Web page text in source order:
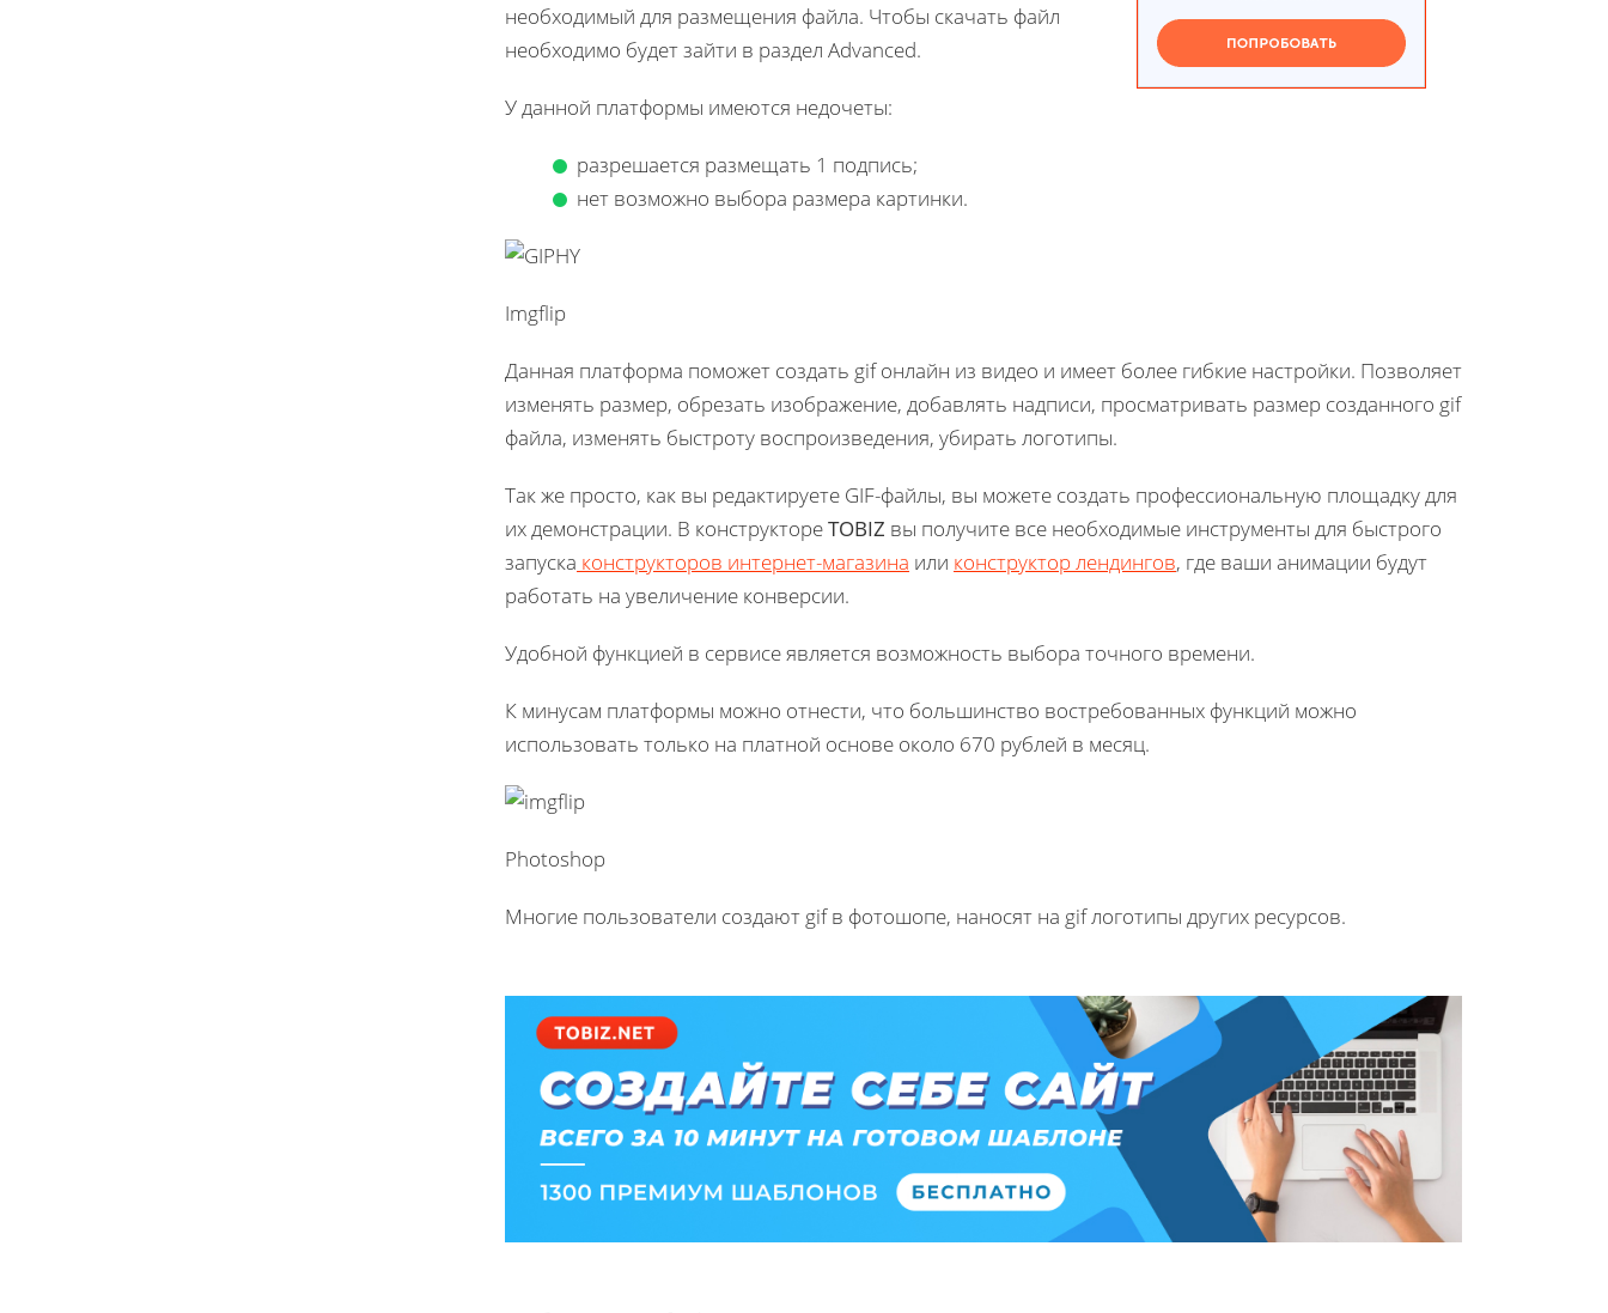
необходимый для размещения файла. Чтобы скачать файл
необходимо будет зайти в раздел Advanced.
У данной платформы имеются недочеты:
разрешается размещать 1 подпись;
нет возможно выбора размера картинки.
Imgflip
Данная платформа поможет создать gif онлайн из видео и имеет более гибкие настройки. Позволяет
изменять размер, обрезать изображение, добавлять надписи, просматривать размер созданного gif
файла, изменять быстроту воспроизведения, убирать логотипы.
Так же просто, как вы редактируете GIF-файлы, вы можете создать профессиональную площадку для
их демонстрации. В конструктореTOBIZ вы получите все необходимые инструменты для быстрого
запуска конструкторов интернет-магазина или конструктор лендингов, где ваши анимации будут
работать на увеличение конверсии.
Удобной функцией в сервисе является возможность выбора точного времени.
К минусам платформы можно отнести, что большинство востребованных функций можно
использовать только на платной основе около 670 рублей в месяц.
Photoshop
Многие пользователи создают gif в фотошопе, наносят на gif логотипы других ресурсов.